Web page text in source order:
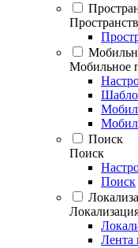
Мобильное
Поиск
Поиск
Поиск
Лента